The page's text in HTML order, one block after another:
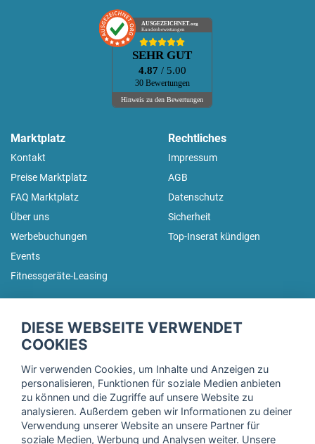
AUSGEZEICHNET.org
Kundenbewertungen
SEHR GUT
4.87 / 5.00
30 Bewertungen
Hinweis zu den Bewertungen
Marktplatz
Kontakt
Preise Marktplatz
FAQ Marktplatz
Über uns
Werbebuchungen
Events
Fitnessgeräte-Leasing
Rechtliches
Impressum
AGB
Datenschutz
Sicherheit
Top-Inserat kündigen
Trage dich hier für unseren Newsletter ein und erhalte regelmäßig
Ich stimme der Verarbeitung meiner Daten, wie in der
Einwilligungserklärungder fitnessmarkt.de services GmbH
DIESE WEBSEITE VERWENDET
COOKIES
Wir verwenden Cookies, um Inhalte und Anzeigen zu
personalisieren, Funktionen für soziale Medien anbieten
zu können und die Zugriffe auf unsere Website zu
analysieren. Außerdem geben wir Informationen zu deiner
Verwendung unserer Website an unsere Partner für
soziale Medien, Werbung und Analysen weiter. Unsere